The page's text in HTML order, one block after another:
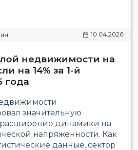
10.04.2026
недвижимости на
на 14% за 1-й
года
значительную
расширение динамики на
напряженности. Как
данные, сектор